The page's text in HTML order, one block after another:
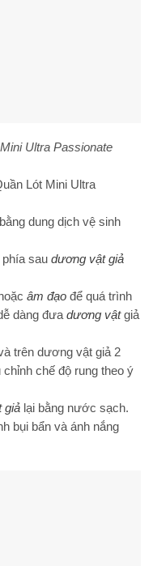
Ultra Passionate
Lót Mini Ultra
dung dịch vệ sinh
phía sau dương vật giả
âm đạo để quá trình
dàng đưa dương vậtgiả
trên dương vật giả 2
chế độ rung theo ý
giả lại bằng nước sạch.
bụi bẩn và ánh nắng